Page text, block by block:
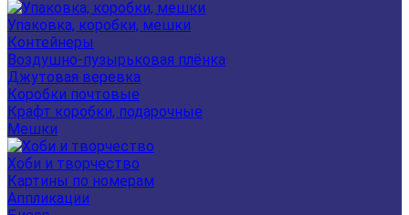
Упаковка, коробки, мешки
Контейнеры
Воздушно-пузырьковая плёнка
Джутовая веревка
Коробки почтовые
Крафт коробки, подарочные
Мешки
Хоби и творчество
Картины по номерам
Аппликации